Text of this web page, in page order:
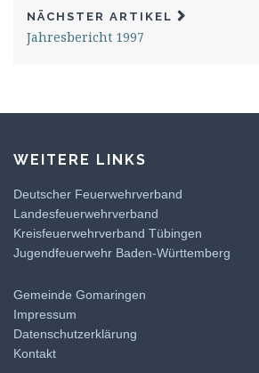
NÄCHSTER ARTIKEL
Jahresbericht 1997
WEITERE LINKS
Deutscher Feuerwehrverband
Landesfeuerwehrverband
Kreisfeuerwehrverband Tübingen
Jugendfeuerwehr Baden-Württemberg
Gemeinde Gomaringen
Impressum
Datenschutzerklärung
Kontakt